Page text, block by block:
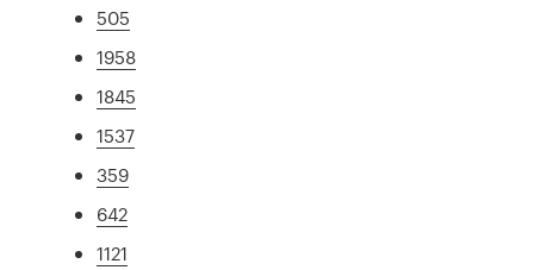
505
1958
1845
1537
359
642
1121